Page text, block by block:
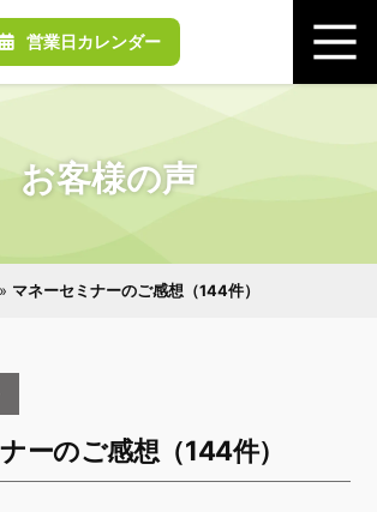
営業日カレンダー
お客様の声
» マネーセミナーのご感想（144件）
ーのご感想（144件）